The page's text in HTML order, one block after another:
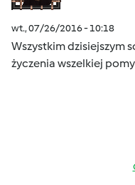
wt., 07/26/2016 - 10:18
Wszystkim dzisiejszym
życzenia wszelkiej